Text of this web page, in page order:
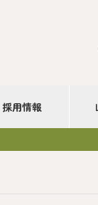
採用情報